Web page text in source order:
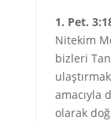
1. Pet.
Nitekim
bizleri
ulaştırmak
amacıyla
olarak